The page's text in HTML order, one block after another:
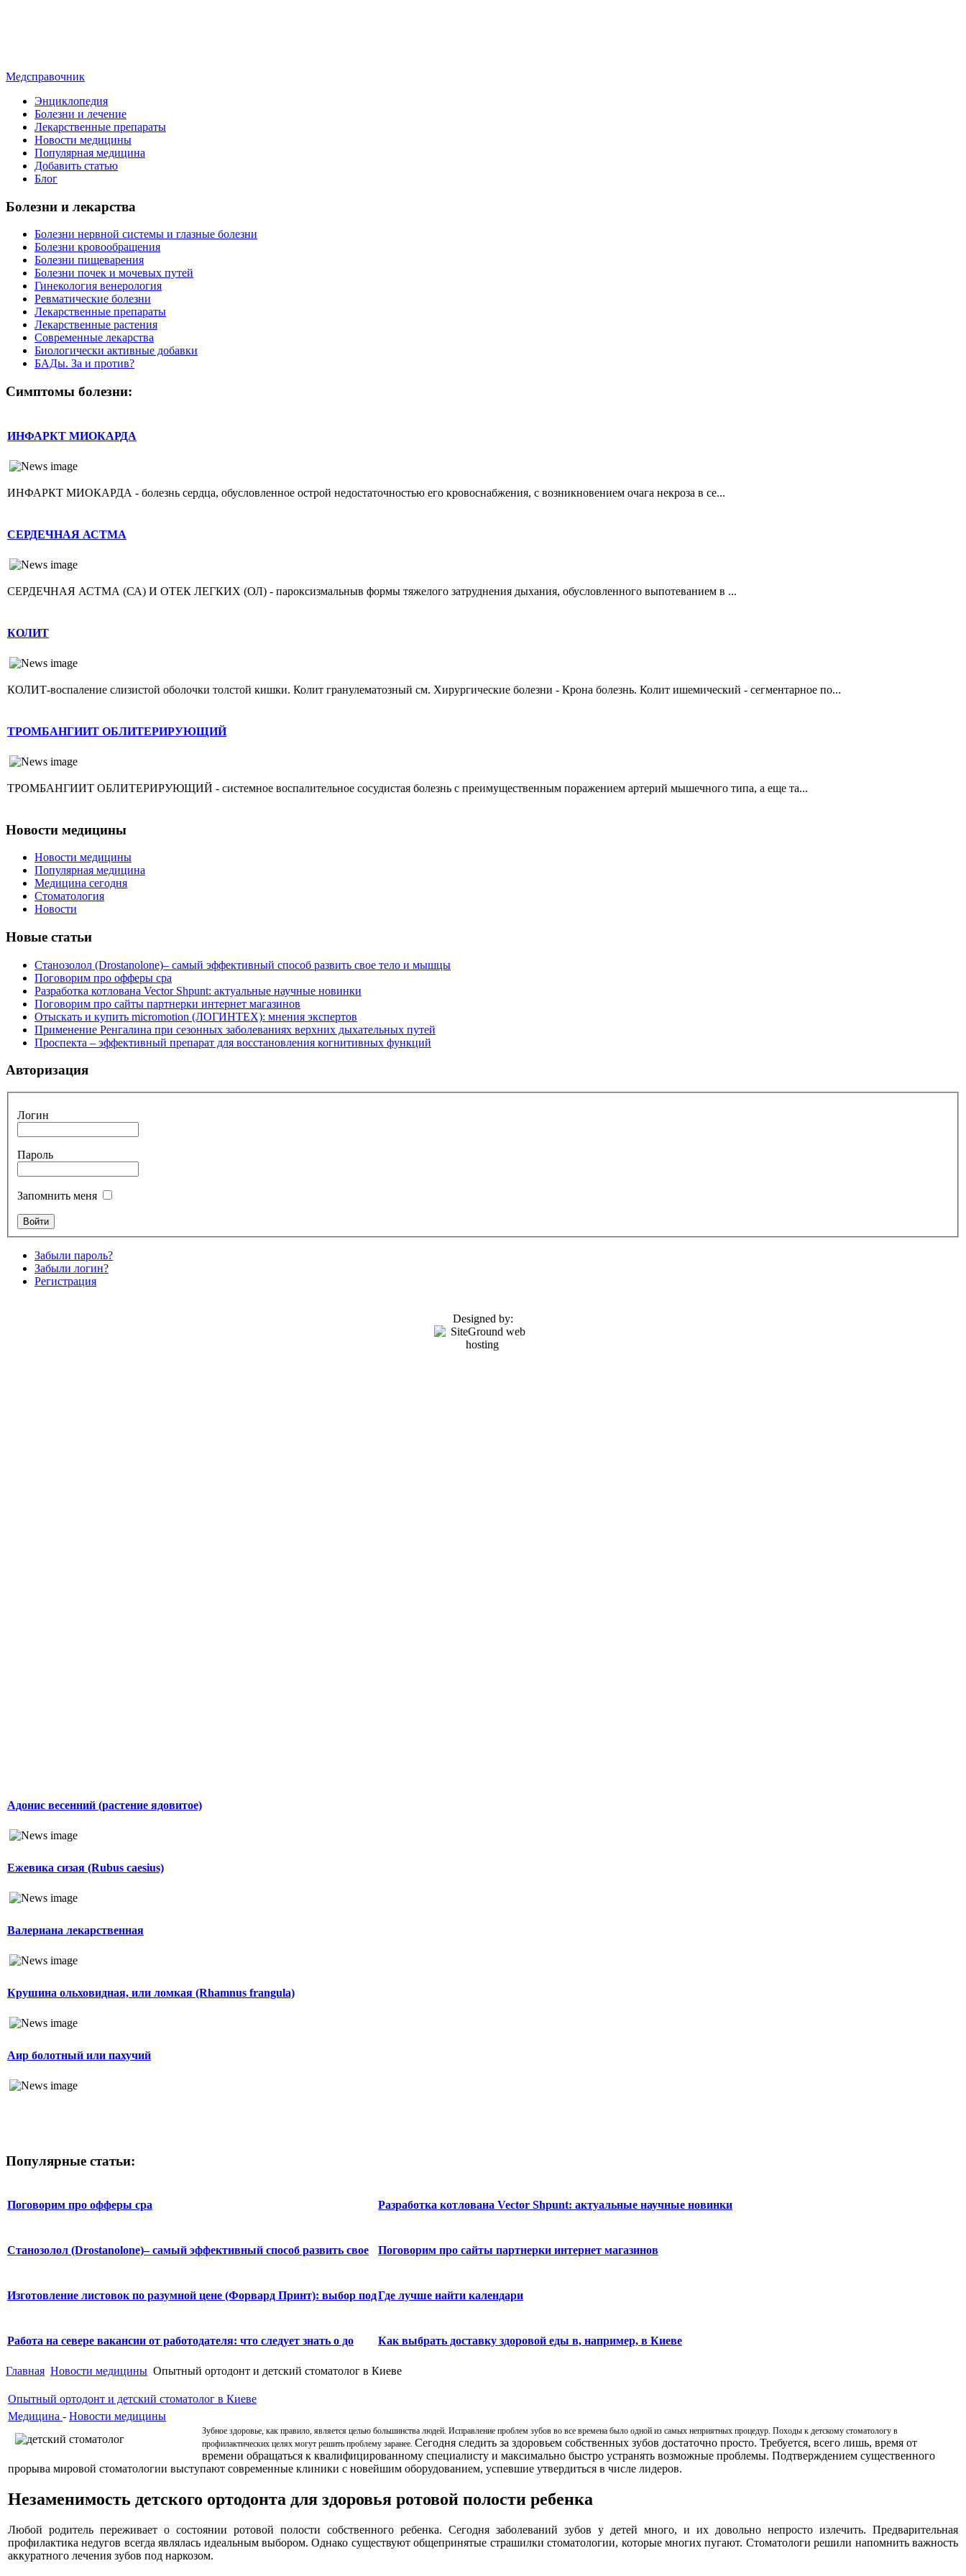
Медсправочник
Энциклопедия
Болезни и лечение
Лекарственные препараты
Новости медицины
Популярная медицина
Добавить статью
Блог
Болезни и лекарства
Болезни нервной системы и глазные болезни
Болезни кровообращения
Болезни пищеварения
Болезни почек и мочевых путей
Гинекология венерология
Ревматические болезни
Лекарственные препараты
Лекарственные растения
Современные лекарства
Биологически активные добавки
БАДы. За и против?
Симптомы болезни:
ИНФАРКТ МИОКАРДА
ИНФАРКТ МИОКАРДА - болезнь сердца, обусловленное острой недостаточностью его кровоснабжения, с возникновением очага некроза в се...
СЕРДЕЧНАЯ АСТМА
СЕРДЕЧНАЯ АСТМА (СА) И ОТЕК ЛЕГКИХ (ОЛ) - пароксизмальныв формы тяжелого затруднения дыхания, обусловленного выпотеванием в ...
КОЛИТ
КОЛИТ-воспаление слизистой оболочки толстой кишки. Колит гранулематозный см. Хирургические болезни - Крона болезнь. Колит ишемический - сегментарное по...
ТРОМБАНГИИТ ОБЛИТЕРИРУЮЩИЙ
ТРОМБАНГИИТ ОБЛИТЕРИРУЮЩИЙ - системное воспалительное сосудистая болезнь с преимущественным поражением артерий мышечного типа, а еще та...
Новости медицины
Новости медицины
Популярная медицина
Медицина сегодня
Стоматология
Новости
Новые статьи
Станозолол (Drostanolone)– самый эффективный способ развить свое тело и мышцы
Поговорим про офферы cpa
Разработка котлована Vector Shpunt: актуальные научные новинки
Поговорим про сайты партнерки интернет магазинов
Отыскать и купить micromotion (ЛОГИНТЕХ): мнения экспертов
Применение Ренгалина при сезонных заболеваниях верхних дыхательных путей
Проспекта – эффективный препарат для восстановления когнитивных функций
Авторизация
Логин
Пароль
Запомнить меня
Забыли пароль?
Забыли логин?
Регистрация
Designed by:
Адонис весенний (растение ядовитое)
Ежевика сизая (Rubus caesius)
Валериана лекарственная
Крушина ольховидная, или ломкая (Rhamnus frangula)
Аир болотный или пахучий
Популярные статьи:
Поговорим про офферы cpa Разработка котлована Vector Shpunt: актуальные научные новинки
Станозолол (Drostanolone)– самый эффективный способ развить свое Поговорим про сайты партнерки интернет магазинов
Изготовление листовок по разумной цене (Форвард Принт): выбор подГде лучше найти календари
Работа на севере вакансии от работодателя: что следует знать о до Как выбрать доставку здоровой еды в, например, в Киеве
Главная Новости медицины Опытный ортодонт и детский стоматолог в Киеве
Опытный ортодонт и детский стоматолог в Киеве
Медицина - Новости медицины
Зубное здоровье, как правило, является целью большинства людей. Исправление проблем зубов во все времена было одной из самых неприятных процедур. Походы к детскому стоматологу в
профилактических целях могут решить проблему заранее. Сегодня следить за здоровьем собственных зубов достаточно просто. Требуется, всего лишь, время от
времени обращаться к квалифицированному специалисту и максимально быстро устранять возможные проблемы. Подтверждением существенного
прорыва мировой стоматологии выступают современные клиники с новейшим оборудованием, успевшие утвердиться в числе лидеров.
Незаменимость детского ортодонта для здоровья ротовой полости ребенка
Любой родитель переживает о состоянии ротовой полости собственного ребенка. Сегодня заболеваний зубов у детей много, и их довольно непросто излечить. Предварительная
профилактика недугов всегда являлась идеальным выбором. Однако существуют общепринятые страшилки стоматологии, которые многих пугают. Стоматологи решили напомнить важность
аккуратного лечения зубов под наркозом.